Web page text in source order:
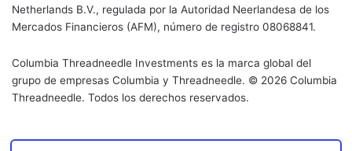
Netherlands B.V., regulada por la Autoridad Neerlandesa de los
Mercados Financieros (AFM), número de registro 08068841.
Columbia Threadneedle Investments es la marca global del
grupo de empresas Columbia y Threadneedle. © 2026 Columbia
Threadneedle. Todos los derechos reservados.